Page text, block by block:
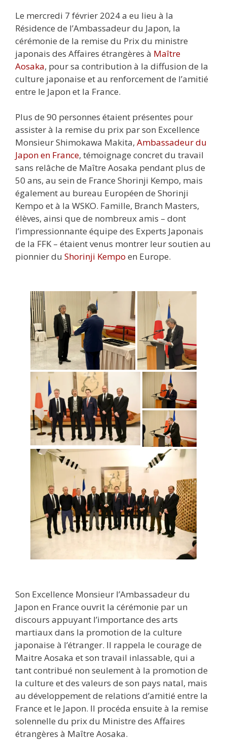
Le mercredi 7 février 2024 a eu lieu à la
Résidence de l’Ambassadeur du Japon, la
cérémonie de la remise du Prix du ministre
japonais des Affaires étrangères à Maître
Aosaka, pour sa contribution à la diffusion de la
culture japonaise et au renforcement de l’amitié
entre le Japon et la France.
Plus de 90 personnes étaient présentes pour
assister à la remise du prix par son Excellence
Monsieur Shimokawa Makita, Ambassadeur du
Japon en France, témoignage concret du travail
sans relâche de Maître Aosaka pendant plus de
50 ans, au sein de France Shorinji Kempo, mais
également au bureau Européen de Shorinji
Kempo et à la WSKO. Famille, Branch Masters,
élèves, ainsi que de nombreux amis – dont
l’impressionnante équipe des Experts Japonais
de la FFK – étaient venus montrer leur soutien au
pionnier du Shorinji Kempo en Europe.
Son Excellence Monsieur l’Ambassadeur du
Japon en France ouvrit la cérémonie par un
discours appuyant l’importance des arts
martiaux dans la promotion de la culture
japonaise à l’étranger. Il rappela le courage de
Maitre Aosaka et son travail inlassable, qui a
tant contribué non seulement à la promotion de
la culture et des valeurs de son pays natal, mais
au développement de relations d’amitié entre la
France et le Japon. Il procéda ensuite à la remise
solennelle du prix du Ministre des Affaires
étrangères à Maître Aosaka.